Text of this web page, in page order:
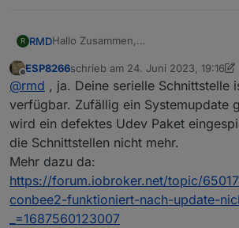
R RMDHallo Zusammen,
Thermostate über einen Cube zum
Die Installation hat soweit
werden alle angezeigt.
Sobald ich versuche einen Wert zu
Log "Not enough credits(0). Wait for
dessen das welche vorhanden sind.
Des weiteren tauchen Meldungen auf
unknown data: 20274" auf.
Hier scheinen ja die Credits gemeldet
trotzdem wird nicht gesendet.
Hat hier jemand eine Idee?
Danke
Offline
ESP8266schrieb am 24. Juni 2023, 19:16
zuletzt editiert von ESP8266
@rmd , ja. Deine serielle Schnittstelle
verfügbar. Zufällig ein Systemupdate
wird ein defektes Udev Paket
die Schnittstellen nicht mehr.
Mehr dazu da:
https://forum.iobroker.net/topic/
conbee2-funktioniert-nach-update-
_=1687560123007